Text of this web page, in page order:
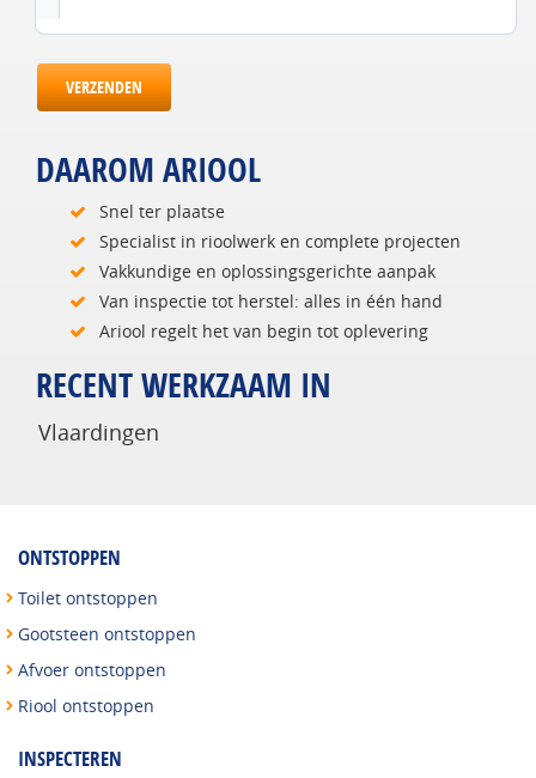
VERZENDEN
DAAROM ARIOOL
Snel ter plaatse
Specialist in rioolwerk en complete projecten
Vakkundige en oplossingsgerichte aanpak
Van inspectie tot herstel: alles in één hand
Ariool regelt het van begin tot oplevering
RECENT WERKZAAM IN
Vlaardingen
ONTSTOPPEN
Toilet ontstoppen
Gootsteen ontstoppen
Afvoer ontstoppen
Riool ontstoppen
INSPECTEREN